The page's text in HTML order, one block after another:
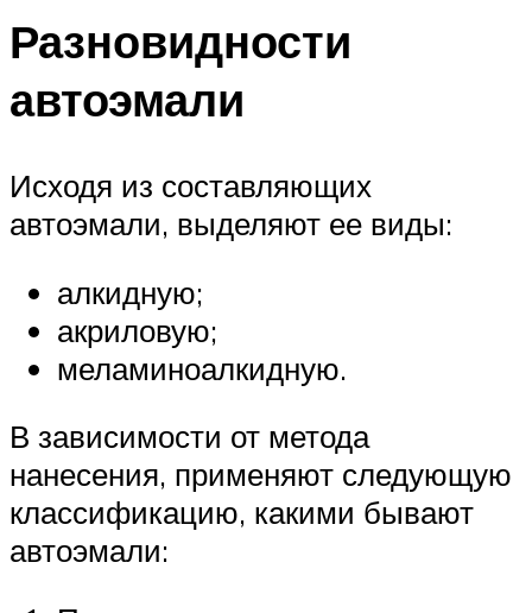
Разновидности
автоэмали
Исходя из составляющих
автоэмали, выделяют ее виды:
алкидную;
акриловую;
меламиноалкидную.
В зависимости от метода
нанесения, применяют следующую
классификацию, какими бывают
автоэмали: